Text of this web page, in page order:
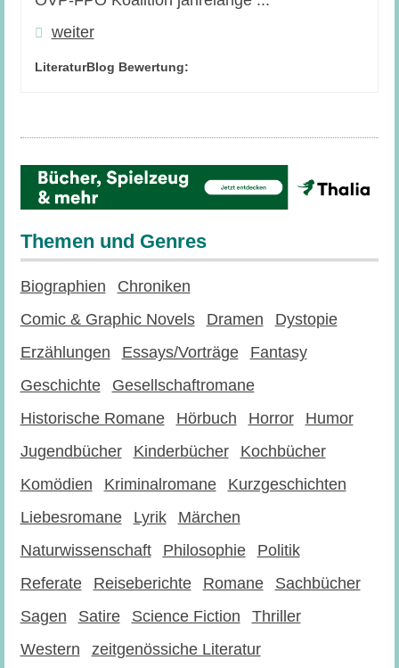
weiter
LiteraturBlog Bewertung:
Themen und Genres
Biographien
Chroniken
Comic & Graphic Novels
Dramen
Dystopie
Erzählungen
Essays/Vorträge
Fantasy
Geschichte
Gesellschaftromane
Historische Romane
Hörbuch Horror
Humor
Jugendbücher
Kinderbücher
Kochbücher
Komödien
Kriminalromane
Kurzgeschichten
Liebesromane
Lyrik
Märchen
Naturwissenschaft
Philosophie
Politik
Referate
Reiseberichte Romane
Sachbücher
Sagen
Satire Science Fiction
Thriller
Western
zeitgenössiche Literatur